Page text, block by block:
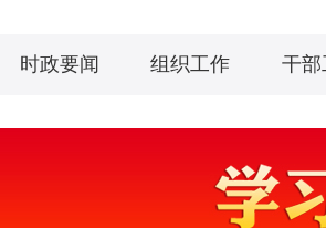
时政要闻 组织工作 干部